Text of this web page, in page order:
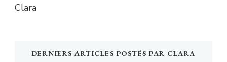
Clara
DERNIERS ARTICLES POSTÉS PAR CLARA